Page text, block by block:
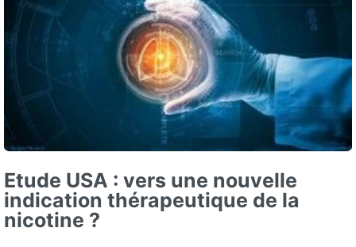
Etude USA : vers une nouvelle
indication thérapeutique de la
nicotine ?